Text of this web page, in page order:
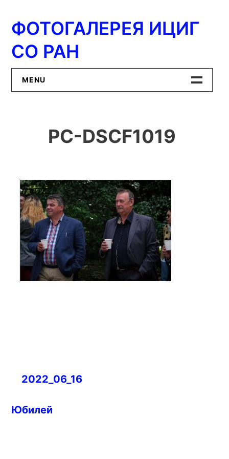
содержимому
ФОТОГАЛЕРЕЯ ИЦИГ
СО РАН
MENU
ИЦиГ СО РАН
PC-DSCF1019
Навигация
записям
2022_06_16
Юбилей